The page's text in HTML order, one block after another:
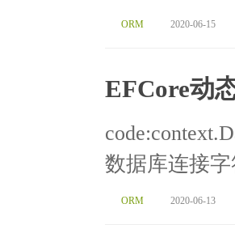
ORM 2020-06-15
EFCore动
数据库连接
ORM 2020-06-13